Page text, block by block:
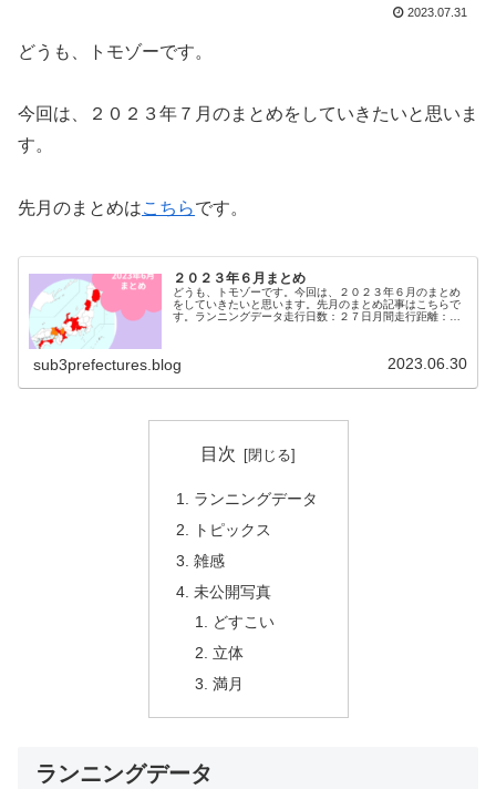
2023.07.31
どうも、トモゾーです。
今回は、２０２３年７月のまとめをしていきたいと思いま
す。
先月のまとめはこちらです。
２０２３年６月まとめ
どうも、トモゾーです。今回は、２０２３年６月のまとめ
をしていきたいと思います。先月のまとめ記事はこちらで
す。ランニングデータ走行日数：２７日月間走行距離：５
sub3prefectures.blog 2023.06.30
目次
ランニングデータ
トピックス
雑感
未公開写真
どすこい
立体
満月
ランニングデータ